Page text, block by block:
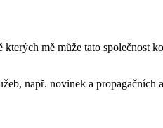
mě může tato společnost
např. novinek a propagačních